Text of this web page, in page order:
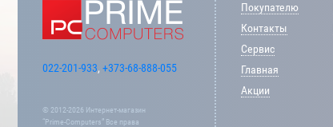
022-201-933, +373-68-888-055
© 2012-2026 Интернет-магазин
“Prime-Computers” Все права
Покупателю
Контакты
Сервис
Главная
Акции